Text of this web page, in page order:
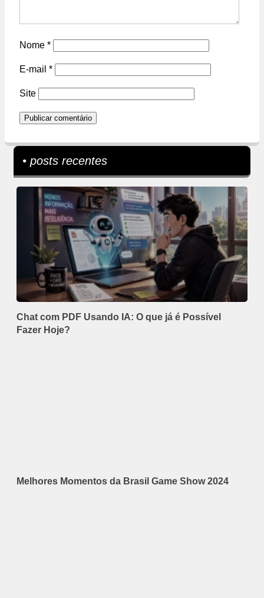
Nome *
E-mail *
Site
• posts recentes
Chat com PDF Usando IA: O que já é Possível
Fazer Hoje?
Melhores Momentos da Brasil Game Show 2024